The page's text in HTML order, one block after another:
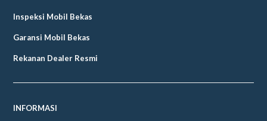
Inspeksi Mobil Bekas
Garansi Mobil Bekas
Rekanan Dealer Resmi
INFORMASI